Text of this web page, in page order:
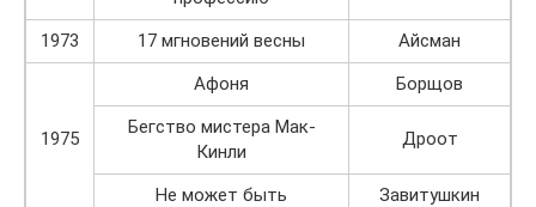
1973
17 мгновений весны Айсман
1975
Афоня
Борщов
Бегство мистера Мак-
Кинли
Дроот
Не может быть
Завитушкин